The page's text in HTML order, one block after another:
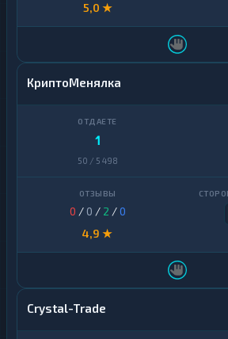
5,0 ★
КриптоМенялка
1
50 / 5 498
0 / 0 / 2 /0
4,9 ★
Crystal-Trade